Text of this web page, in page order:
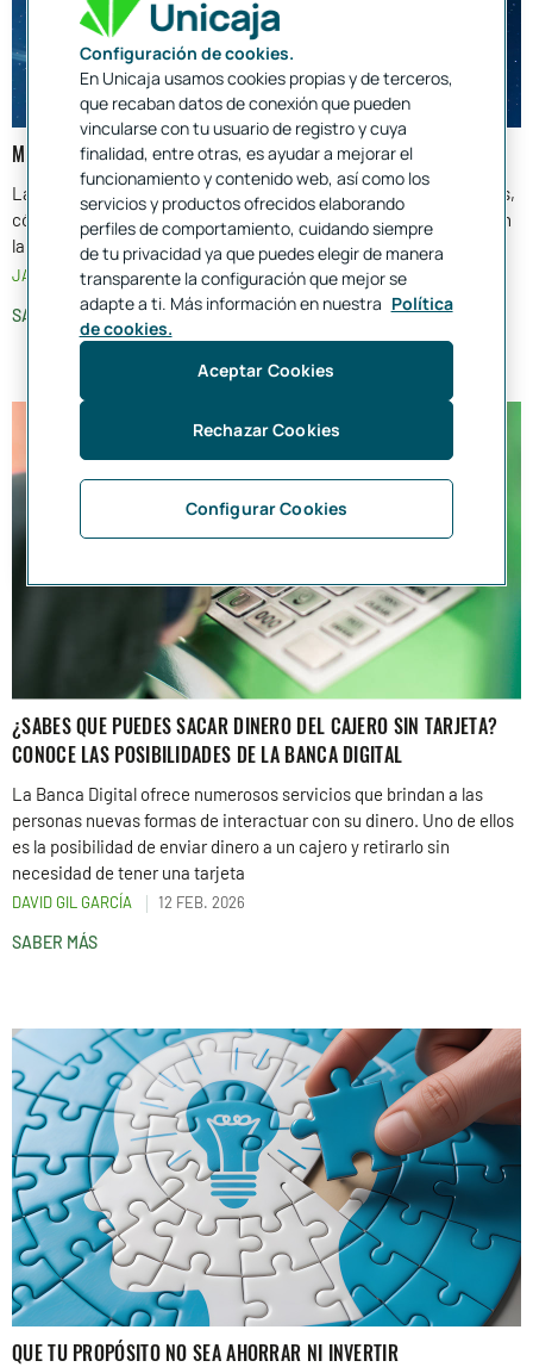
MEGA FUERZAS: UNA OPORTUNIDAD PARA LA INVERSIÓN
Las mega fuerzas están redefiniendo cómo crecen las economías,
cómo se comportan los mercados y qué factores pueden influir en
la generación de valor a largo plazo
JAVIER GARCÍA DÍAZ 19 FEB. 2026
SABER MÁS
¿SABES QUE PUEDES SACAR DINERO DEL CAJERO SIN TARJETA?
CONOCE LAS POSIBILIDADES DE LA BANCA DIGITAL
La Banca Digital ofrece numerosos servicios que brindan a las
personas nuevas formas de interactuar con su dinero. Uno de ellos
es la posibilidad de enviar dinero a un cajero y retirarlo sin
necesidad de tener una tarjeta
DAVID GIL GARCÍA 12 FEB. 2026
SABER MÁS
QUE TU PROPÓSITO NO SEA AHORRAR NI INVERTIR
Configuración de cookies.
En Unicaja usamos cookies propias y de terceros,
que recaban datos de conexión que pueden
vincularse con tu usuario de registro y cuya
finalidad, entre otras, es ayudar a mejorar el
funcionamiento y contenido web, así como los
servicios y productos ofrecidos elaborando
perfiles de comportamiento, cuidando siempre
de tu privacidad ya que puedes elegir de manera
transparente la configuración que mejor se
adapte a ti. Más información en nuestra Política
de cookies.
Configurar Cookies
Rechazar Cookies
Aceptar Cookies